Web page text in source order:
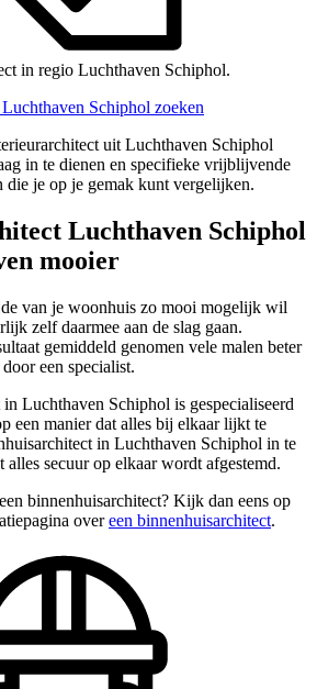
in regio Luchthaven Schiphol.
Schiphol zoeken
uit Luchthaven Schiphol
in te dienen en specifieke vrijblijvende
die je op je gemak kunt vergelijken.
Luchthaven Schiphol
mooier
van je woonhuis zo mooi mogelijk wil
zelf daarmee aan de slag gaan.
gemiddeld genomen vele malen beter
een specialist.
Luchthaven Schiphol is gespecialiseerd
een manier dat alles bij elkaar lijkt te
in Luchthaven Schiphol in te
secuur op elkaar wordt afgestemd.
binnenhuisarchitect? Kijk dan eens op
overeen binnenhuisarchitect.